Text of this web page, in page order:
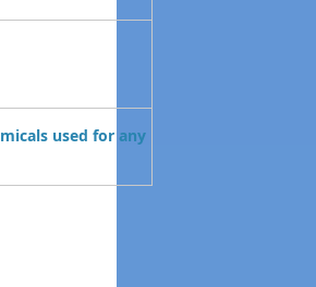
used for any